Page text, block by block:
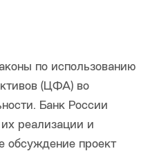
по использованию
(ЦФА) во
Банк России
реализации и
обсуждение проект